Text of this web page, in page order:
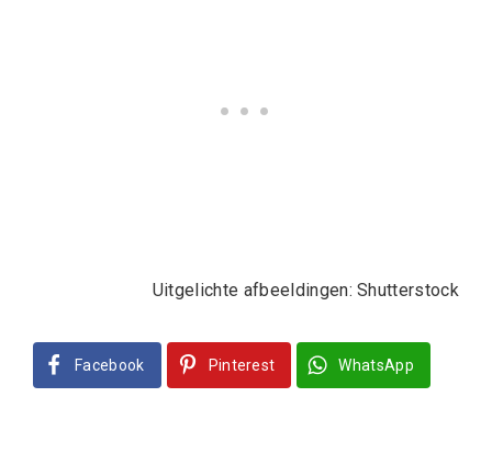
Uitgelichte afbeeldingen: Shutterstock
Facebook Pinterest WhatsApp